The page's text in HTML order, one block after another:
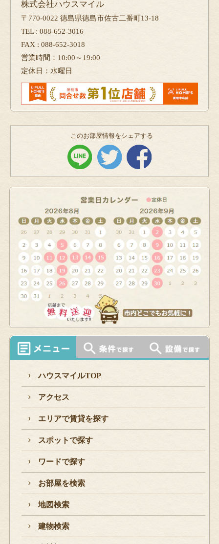
株式会社ハウスマイル
〒770-0022 徳島県徳島市佐古二番町13-18
TEL : 088-652-3016
FAX : 088-652-3018
営業時間：10:00～19:00
定休日：水曜日
このお部屋情報をシェアする
ハウスマイルTOP
アクセス
エリアで賃貸を探す
スポットで探す
ワードで探す
お部屋を検索
地図検索
建物検索